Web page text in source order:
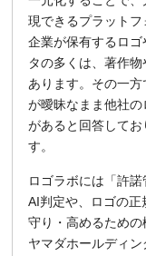
現できるプラットフ
企業が保有するロ
タの多くは、著作
あります。その一
が曖昧なまま他社
があると回答して
す。
ロゴラボには「許
AI判定や、ロゴの
守り・高めるための
ヤマダホールディ